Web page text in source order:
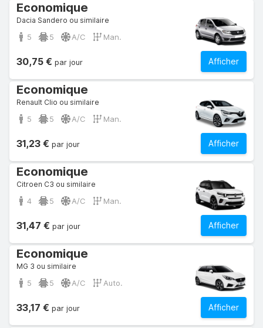
Economique
Dacia Sandero ou similaire
5 5 A/C Man.
Afficher
30,75 € par jour
Economique
Renault Clio ou similaire
5 5 A/C Man.
Afficher
31,23 € par jour
Economique
Citroen C3 ou similaire
4 5 A/C Man.
Afficher
31,47 € par jour
Economique
MG 3 ou similaire
5 5 A/C Auto.
Afficher
33,17 € par jour